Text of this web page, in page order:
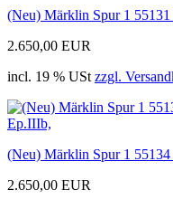
(Neu) Märklin Spur 1
2.650,00 EUR
incl. 19 % USt zzgl.
(Neu) Märklin Spur 1
2.650,00 EUR